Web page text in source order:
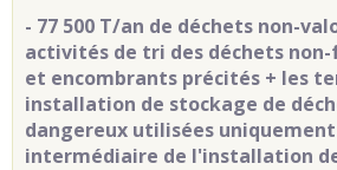
- 77 500 T/an de déchets non-
activités de tri des déchets
et encombrants précités + les
installation de stockage de
dangereux utilisées
intermédiaire de l'installation